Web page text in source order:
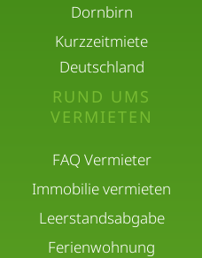
Dornbirn
Kurzzeitmiete
Deutschland
RUND UMS
VERMIETEN
FAQ Vermieter
Immobilie vermieten
Leerstandsabgabe
Ferienwohnung